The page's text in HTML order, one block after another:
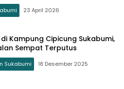
23 April 2026
Kampung Cipicung Sukabumi,
Sempat Terputus
Sukabumi 18 Desember 2025